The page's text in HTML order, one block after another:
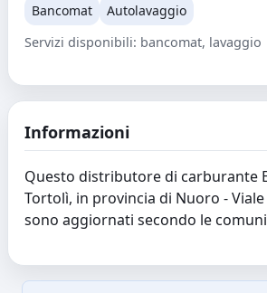
Bancomat
Autolavaggio
Servizi disponibili: bancomat, lavaggio
Informazioni
Questo distributore di carburante
Tortolì, in provincia di Nuoro -
sono aggiornati secondo le